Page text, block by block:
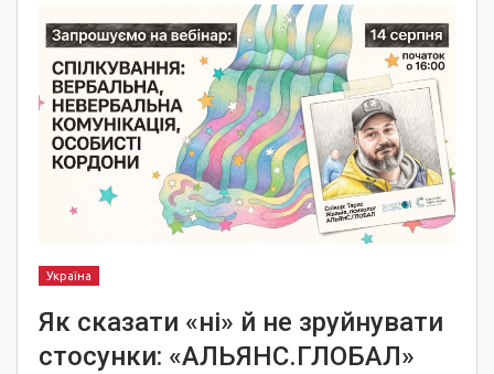
Україна
Як сказати «ні» й не зруйнувати
стосунки: «АЛЬЯНС.ГЛОБАЛ»